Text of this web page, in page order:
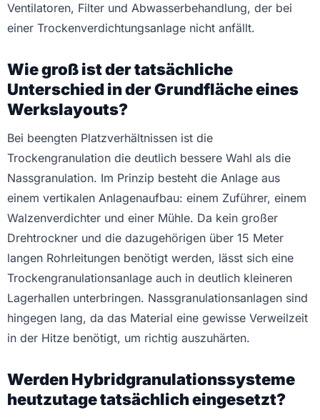
Ventilatoren, Filter und Abwasserbehandlung, der bei
einer Trockenverdichtungsanlage nicht anfällt.
Wie groß ist der tatsächliche
Unterschied in der Grundfläche eines
Werkslayouts?
Bei beengten Platzverhältnissen ist die
Trockengranulation die deutlich bessere Wahl als die
Nassgranulation. Im Prinzip besteht die Anlage aus
einem vertikalen Anlagenaufbau: einem Zuführer, einem
Walzenverdichter und einer Mühle. Da kein großer
Drehtrockner und die dazugehörigen über 15 Meter
langen Rohrleitungen benötigt werden, lässt sich eine
Trockengranulationsanlage auch in deutlich kleineren
Lagerhallen unterbringen. Nassgranulationsanlagen sind
hingegen lang, da das Material eine gewisse Verweilzeit
in der Hitze benötigt, um richtig auszuhärten.
Werden Hybridgranulationssysteme
heutzutage tatsächlich eingesetzt?